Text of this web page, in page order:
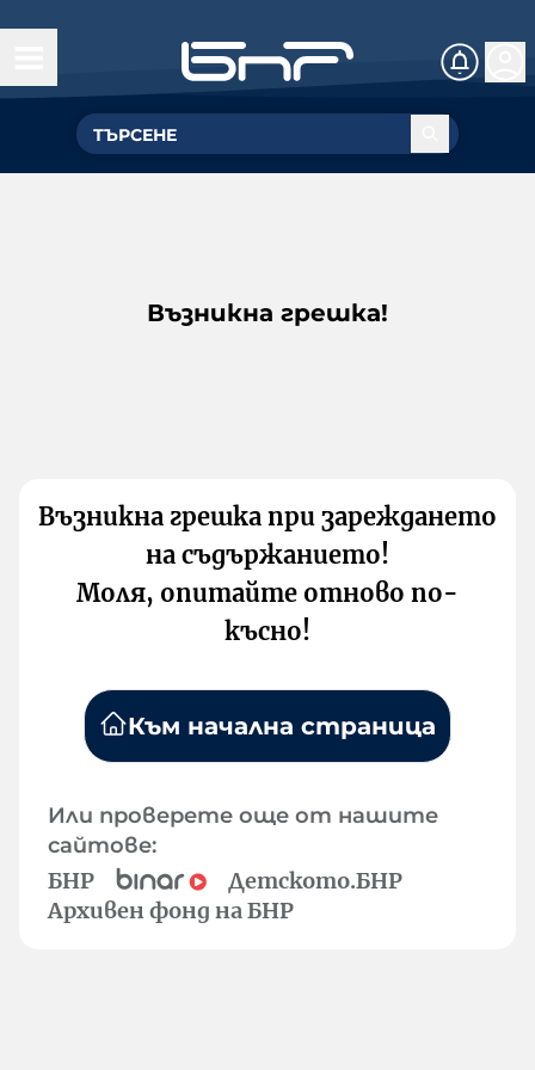
Възникна грешка!
Възникна грешка при зареждането
на съдържанието!
Моля, опитайте отново по-
късно!
Към начална страница
Или проверете още от нашите
сайтове:
БНР
Детското.БНР
Архивен фонд на БНР